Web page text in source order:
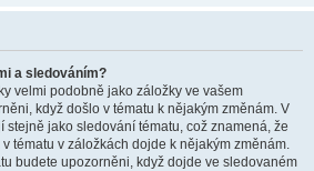
a sledováním?
velmi podobně jako záložky ve vašem
když došlo v tématu k nějakým změnám. V
stejně jako sledování tématu, což znamená, že
tématu v záložkách dojde k nějakým změnám.
budete upozorněni, když dojde ve sledovaném